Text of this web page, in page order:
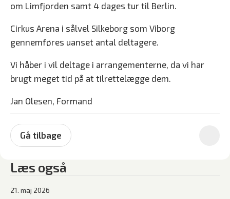
om Limfjorden samt 4 dages tur til Berlin.
Cirkus Arena i sålvel Silkeborg som Viborg
gennemføres uanset antal deltagere.
Vi håber i vil deltage i arrangementerne, da vi har
brugt meget tid på at tilrettelægge dem.
Jan Olesen, Formand
Gå tilbage
Læs også
21. maj 2026